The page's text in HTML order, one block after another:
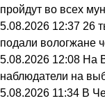
пройдут во всех
5.08.2026 12:37 26
подали вологжане
5.08.2026 12:08 На
наблюдатели на
5.08.2026 11:34 В